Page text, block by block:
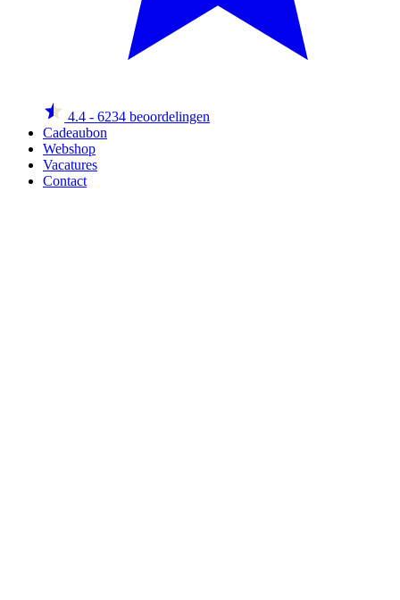
4.4 - 6234 beoordelingen
Cadeaubon
Webshop
Vacatures
Contact